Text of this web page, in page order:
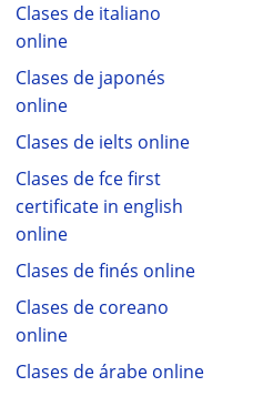
Clases de italiano
online
Clases de japonés
online
Clases de ielts online
Clases de fce first
certificate in english
online
Clases de finés online
Clases de coreano
online
Clases de árabe online